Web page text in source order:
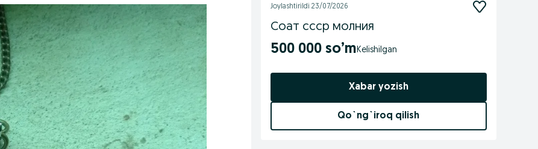
Joylashtirildi 23/07/2026
Соат ссср молния
500 000 so’m
Xabar yozish
Qo`ng`iroq qilish